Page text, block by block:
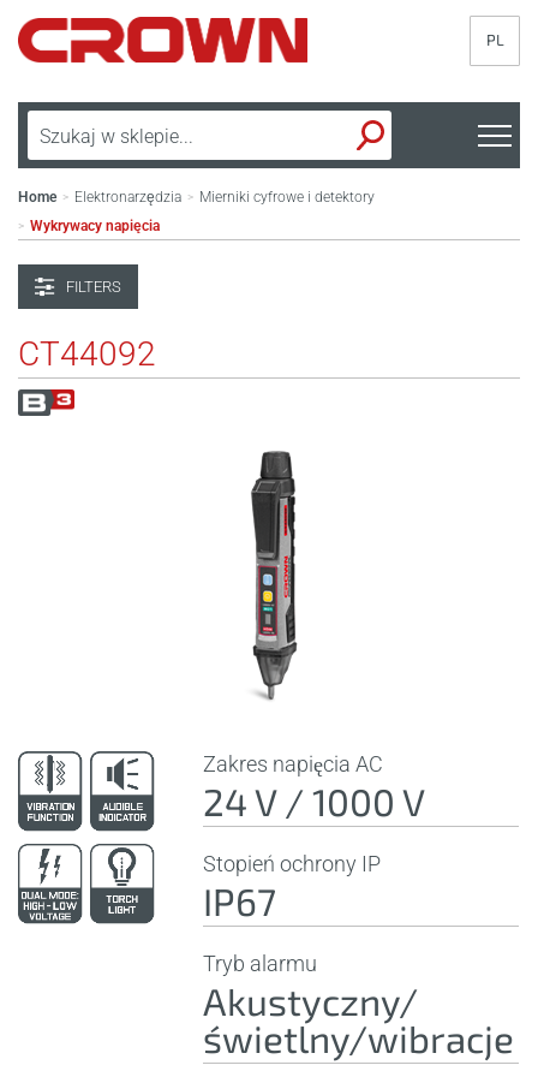
PL
Home > Elektronarzędzia > Mierniki cyfrowe i detektory
> Wykrywacy napięcia
FILTERS
CT44092
Zakres napięcia AC
24 V / 1000 V
Stopień ochrony IP
IP67
Tryb alarmu
Akustyczny/
świetlny/wibracje